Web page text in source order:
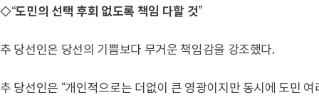
◇“도민의 선택 후회 없도록 책임 다할 것”
추 당선인은 당선의 기쁨보다 무거운 책임감을 강조했다.
추 당선인은 “개인적으로는 더없이 큰 영광이지만 동시에 도민